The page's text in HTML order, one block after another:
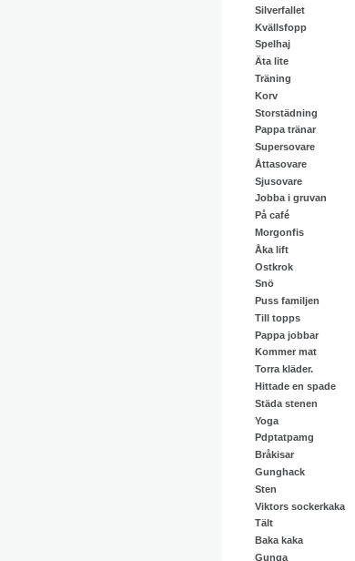
Silverfallet
Kvällsfopp
Spelhaj
Äta lite
Träning
Korv
Storstädning
Pappa tränar
Supersovare
Åttasovare
Sjusovare
Jobba i gruvan
På café
Morgonfis
Åka lift
Ostkrok
Snö
Puss familjen
Till topps
Pappa jobbar
Kommer mat
Torra kläder.
Hittade en spade
Städa stenen
Yoga
Pdptatpamg
Bråkisar
Gunghack
Sten
Viktors sockerkaka
Tält
Baka kaka
Gunga